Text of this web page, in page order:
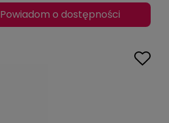
Powiadom o dostępności